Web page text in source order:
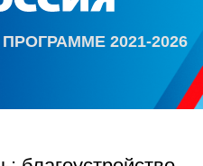
2021-2026